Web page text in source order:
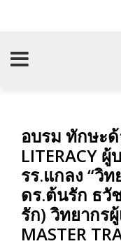
อบรม ทักษะ
LITERACY
รร.แกลง “วิ
ดร.ต้นรัก ธวั
รัก) วิทยากร
MASTER